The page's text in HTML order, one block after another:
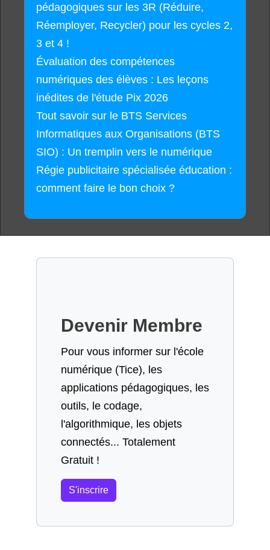
pédagogiques sur les 3R (Réduire,
Réemployer, Recycler) pour les cycles 2,
3 et 4 !
Évaluation des compétences
numériques des élèves : Les leçons
inédites de l'étude Pix 2026
Tout savoir sur le BTS Services
Informatiques aux Organisations (BTS
SIO) : Un tremplin vers le numérique
Régie publicitaire spécialisée éducation :
comment faire le bon choix ?
Devenir Membre
Pour vous informer sur l'école
numérique (Tice), les
applications pédagogiques, les
outils, le codage,
l'algorithmique, les objets
connectés... Totalement
Gratuit !
S'inscrire